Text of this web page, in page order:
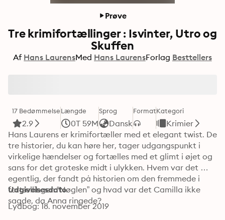
Prøve
Tre krimifortællinger : Isvinter, Utro og
Skuffen
Af Hans LaurensMed Hans LaurensForlag Besttellers
17 Bedømmelse
2.9
Længde
0T 59M
Sprog
Dansk
FormatKategori
Krimier
Hans Laurens er krimifortæller med et elegant twist. De
tre historier, du kan høre her, tager udgangspunkt i
virkelige hændelser og fortælles med et glimt i øjet og
sans for det groteske midt i ulykken. Hvem var det
egentlig, der fandt på historien om den fremmede i
fortællingen “Nøglen” og hvad var det Camilla ikke
sagde, da Anna ringede?
Udgivelsesdato
Lydbog: 18. november 2019